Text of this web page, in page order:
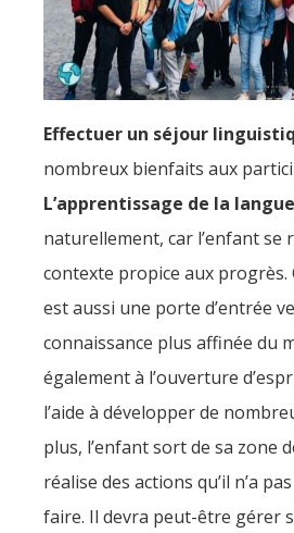
Effectuer un séjour
nombreux bienfaits aux
L’apprentissage de la langue
naturellement, car l’enfant se
contexte propice aux progrès.
est aussi une porte d’entrée
connaissance plus affinée du
également à l’ouverture
l’aide à développer de
plus, l’enfant sort de sa zone
réalise des actions qu’il n’a
faire. Il devra peut-être gérer